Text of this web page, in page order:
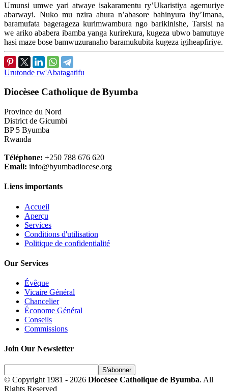
Umunsi umwe yari atwaye isakaramentu ry’Ukaristiya agemuriye
abarwayi. Nuko mu nzira ahura n’abasore bahinyura iby’Imana,
baramufata bagerageza kurimwambura ngo barikinishe, Tarsisi na
we ariko ababera ibamba yanga kurirekura, kugeza ubwo bamutuye
hasi maze bose bamwuzuranaho baramukubita kugeza igiheapfiriye.
Urutonde rw'Abatagatifu
Diocèsee Catholique de Byumba
Province du Nord
District de Gicumbi
BP 5 Byumba
Rwanda
Téléphone: +250 788 676 620
Email: info@byumbadiocese.org
Liens importants
Accueil
Aperçu
Services
Conditions d'utilisation
Politique de confidentialité
Our Services
Évêque
Vicaire Général
Chancelier
Économe Général
Conseils
Commissions
Join Our Newsletter
© Copyright 1981 - 2026 Diocèsee Catholique de Byumba. All
Rights Reserved